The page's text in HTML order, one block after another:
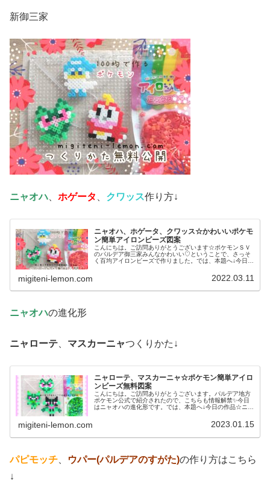
新御三家
ニャオハ ホゲータ クワッス作り方↓
ニャオハ、ホゲータ、クワッス☆かわいいポケモ
ン簡単アイロンビーズ図案
こんにちは。ご訪問ありがとうございます☆ポケモンＳＶ
のパルデア御三家みんなかわいい♡ということで、さっそ
く百均アイロンビーズで作りました。では、本題へ↓今日の
migiteni-lemon.com 2022.03.11
ニャオハの進化形
ニャローテ マスカーニャつくりかた↓
ニャローテ、マスカーニャ☆ポケモン簡単アイロ
ンビーズ無料図案
こんにちは。ご訪問ありがとうございます。パルデア地方
ポケモン公式で紹介されたので、こちらも情報解禁✨今日
はニャオハの進化形です。では、本題へ↓今日の作品☆ニャ
migiteni-lemon.com 2023.01.15
パピモッチ ウパー(パルデアのすがた)の作り方はこちら
↓